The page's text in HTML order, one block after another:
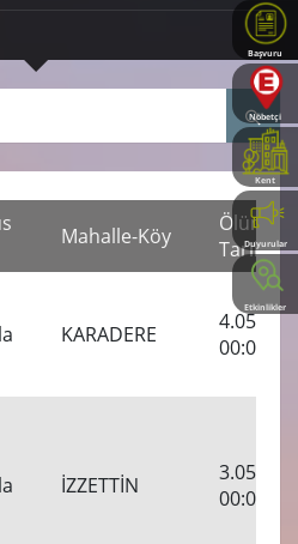
Başvuru
Rehberi
Nöbetçi
Eczaneler
Kent
Rehberi
Duyurular
Etkinlikler
Mahalle-Köy
Ölüm
Tarihi
KARADERE
00:00:00
İZZETTİN
00:00:00